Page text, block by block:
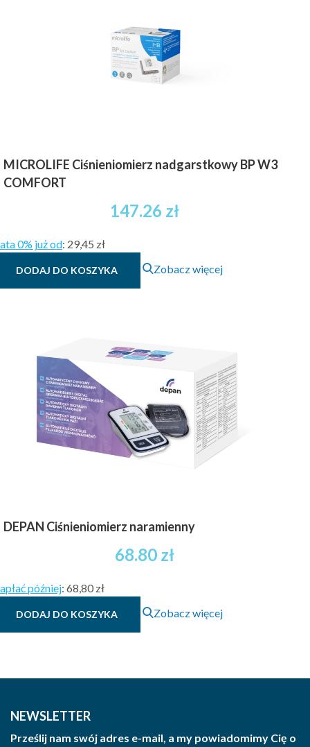
MICROLIFE Ciśnieniomierz nadgarstkowy BP W3
COMFORT
147.26 zł
0% już od: 29,45 zł
DODAJ DO KOSZYKA Zobacz więcej
DEPAN Ciśnieniomierz naramienny
68.80 zł
później: 68,80 zł
DODAJ DO KOSZYKA Zobacz więcej
NEWSLETTER
Prześlij nam swój adres e-mail, a my powiadomimy Cię o